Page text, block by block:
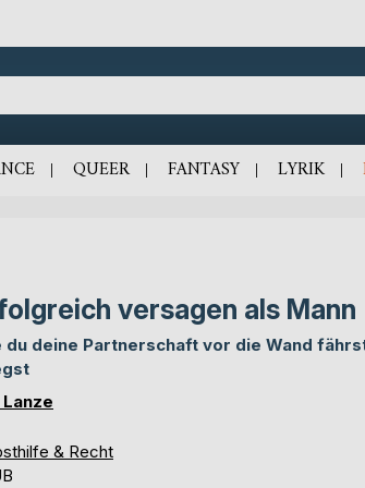
QUEER FANTASY LYRIK
versagen als Mann
du deine Partnerschaft vor die Wand
Lanze
& Recht